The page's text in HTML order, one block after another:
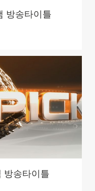
방송타이틀
방송타이틀